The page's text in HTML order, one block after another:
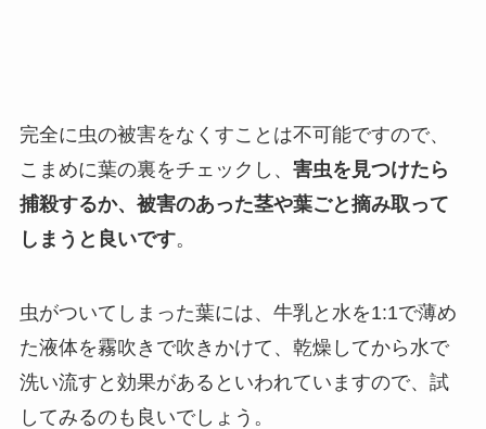
完全に虫の被害をなくすことは不可能ですので、
こまめに葉の裏をチェックし、 害虫を見つけたら
捕殺するか、被害のあった茎や葉ごと摘み取って
しまうと良いです。
虫がついてしまった葉には、牛乳と水を1:1で薄め
た液体を霧吹きで吹きかけて、乾燥してから水で
洗い流すと効果があるといわれていますので、試
してみるのも良いでしょう。